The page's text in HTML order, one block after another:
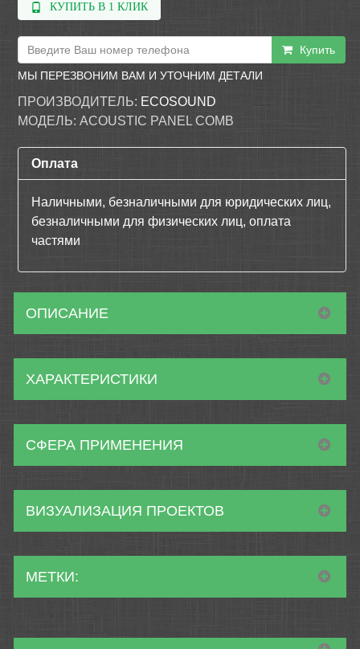
КУПИТЬ В 1 КЛИК
Купить
МЫ ПЕРЕЗВОНИМ ВАМ И УТОЧНИМ ДЕТАЛИ
ПРОИЗВОДИТЕЛЬ: ECOSOUND
МОДЕЛЬ: ACOUSTIC PANEL COMB
Оплата
Наличными, безналичными для юридических лиц,
безналичными для физических лиц, оплата
частями
ОПИСАНИЕ
ХАРАКТЕРИСТИКИ
СФЕРА ПРИМЕНЕНИЯ
ВИЗУАЛИЗАЦИЯ ПРОЕКТОВ
МЕТКИ: